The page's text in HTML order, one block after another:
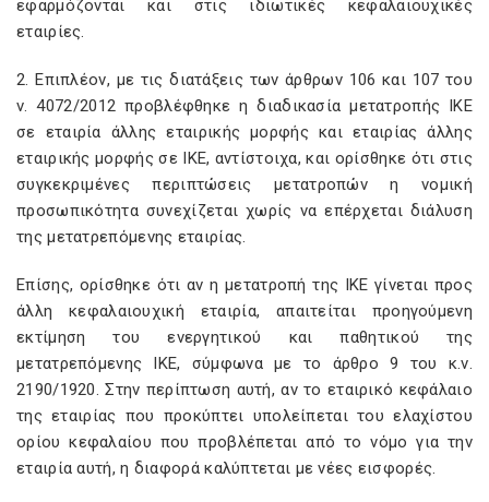
εφαρμόζονται και στις ιδιωτικές κεφαλαιουχικές
εταιρίες.
2. Επιπλέον, με τις διατάξεις των άρθρων 106 και 107 του
ν. 4072/2012 προβλέφθηκε η διαδικασία μετατροπής ΙΚΕ
σε εταιρία άλλης εταιρικής μορφής και εταιρίας άλλης
εταιρικής μορφής σε ΙΚΕ, αντίστοιχα, και ορίσθηκε ότι στις
συγκεκριμένες περιπτώσεις μετατροπών η νομική
προσωπικότητα συνεχίζεται χωρίς να επέρχεται διάλυση
της μετατρεπόμενης εταιρίας.
Επίσης, ορίσθηκε ότι αν η μετατροπή της ΙΚΕ γίνεται προς
άλλη κεφαλαιουχική εταιρία, απαιτείται προηγούμενη
εκτίμηση του ενεργητικού και παθητικού της
μετατρεπόμενης ΙΚΕ, σύμφωνα με το άρθρο 9 του κ.ν.
2190/1920. Στην περίπτωση αυτή, αν το εταιρικό κεφάλαιο
της εταιρίας που προκύπτει υπολείπεται του ελαχίστου
ορίου κεφαλαίου που προβλέπεται από το νόμο για την
εταιρία αυτή, η διαφορά καλύπτεται με νέες εισφορές.